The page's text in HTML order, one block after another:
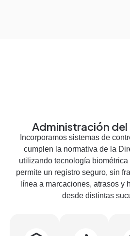
Administración del
Incorporamos sistemas de
cumplen la normativa de la
utilizando tecnología
permite un registro seguro, sin
línea a marcaciones, atrasos y
desde distintas